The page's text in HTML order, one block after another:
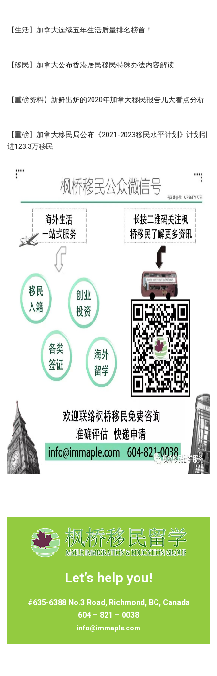
【生活】加拿大连续五年生活质量排名榜首！
【移民】加拿大公布香港居民移民特殊办法内容解读
【重磅资料】新鲜出炉的2020年加拿大移民报告几大看点分析
【重磅】加拿大移民局公布《2021-2023移民水平计划》计划引
进123.3万移民
Let’s help you!
#635-6388 No.3 Road, Richmond, BC, Canada
604 – 821 – 0038
info@immaple.com